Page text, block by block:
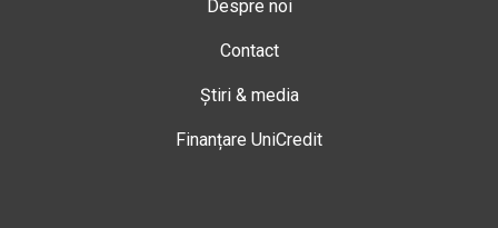
Despre noi
Contact
Știri & media
Finanțare UniCredit